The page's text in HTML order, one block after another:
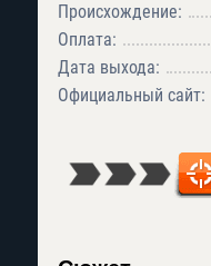
Происхождение:
Оплата:
Дата выхода:
Официальный сайт: